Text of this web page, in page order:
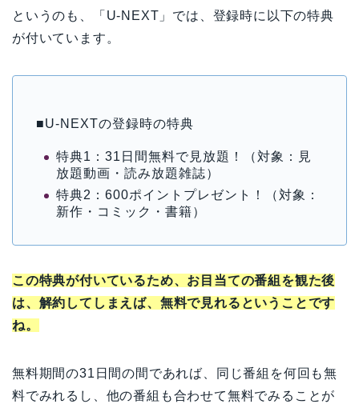
というのも、「U-NEXT」では、登録時に以下の特典
が付いています。
■U-NEXTの登録時の特典
特典1：31日間無料で見放題！（対象：見
放題動画・読み放題雑誌）
特典2：600ポイントプレゼント！（対象：
新作・コミック・書籍）
この特典が付いているため、お目当ての番組を観た後
は、解約してしまえば、無料で見れるということです
ね。
無料期間の31日間の間であれば、同じ番組を何回も無
料でみれるし、他の番組も合わせて無料でみることが